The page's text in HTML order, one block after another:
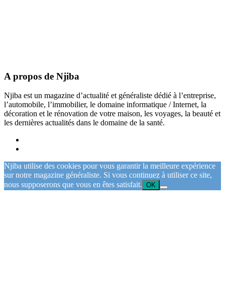
A propos de Njiba
Njiba est un magazine d’actualité et généraliste dédié à l’entreprise,
l’automobile, l’immobilier, le domaine informatique / Internet, la
décoration et le rénovation de votre maison, les voyages, la beauté et
les dernières actualités dans le domaine de la santé.
Njiba utilise des cookies pour vous garantir la meilleure expérience
sur notre magazine généraliste. Si vous continuez à utiliser ce site,
nous supposerons que vous en êtes satisfait. OK